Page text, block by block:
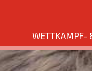
WETTKAMPF-